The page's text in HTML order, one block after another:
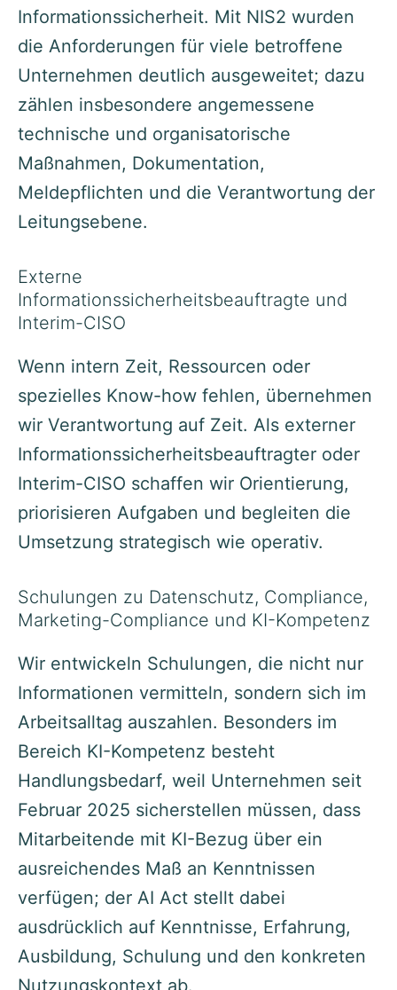
Informationssicherheit. Mit NIS2 wurden
die Anforderungen für viele betroffene
Unternehmen deutlich ausgeweitet; dazu
zählen insbesondere angemessene
technische und organisatorische
Maßnahmen, Dokumentation,
Meldepflichten und die Verantwortung der
Leitungsebene.
Externe
Informationssicherheitsbeauftragte und
Interim-CISO
Wenn intern Zeit, Ressourcen oder
spezielles Know-how fehlen, übernehmen
wir Verantwortung auf Zeit. Als externer
Informationssicherheitsbeauftragter oder
Interim-CISO schaffen wir Orientierung,
priorisieren Aufgaben und begleiten die
Umsetzung strategisch wie operativ.
Schulungen zu Datenschutz, Compliance,
Marketing-Compliance und KI-Kompetenz
Wir entwickeln Schulungen, die nicht nur
Informationen vermitteln, sondern sich im
Arbeitsalltag auszahlen. Besonders im
Bereich KI-Kompetenz besteht
Handlungsbedarf, weil Unternehmen seit
Februar 2025 sicherstellen müssen, dass
Mitarbeitende mit KI-Bezug über ein
ausreichendes Maß an Kenntnissen
verfügen; der AI Act stellt dabei
ausdrücklich auf Kenntnisse, Erfahrung,
Ausbildung, Schulung und den konkreten
Nutzungskontext ab.